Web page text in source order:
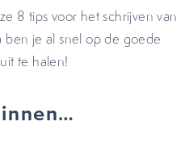
8 tips voor het schrijven van
ben je al snel op de goede
te halen!